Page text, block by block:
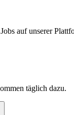
auf unserer
täglich dazu.